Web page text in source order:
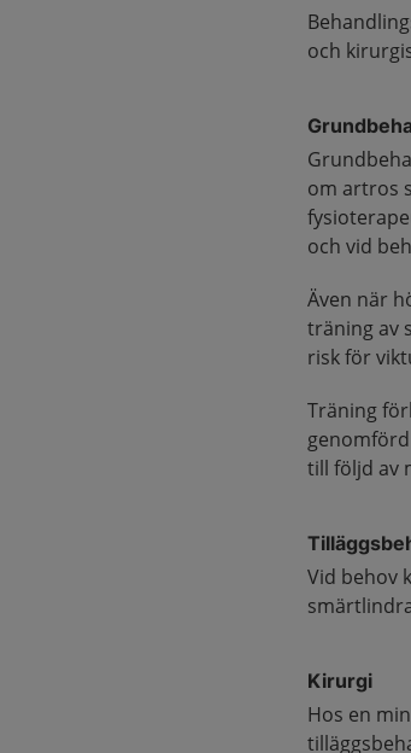
och
om artros
och vid
Även när
träning av
risk för
Träning
till följd av
Vid behov
Kirurgi
Hos en